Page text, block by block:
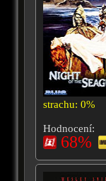
strachu: 0%
Hodnocení:
68%